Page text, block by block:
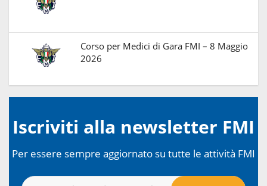
Corso per Medici di Gara FMI – 8 Maggio
2026
Iscriviti alla newsletter FMI
Per essere sempre aggiornato su tutte le attività FMI